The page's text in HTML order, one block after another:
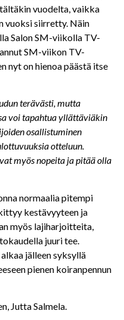
vuodelta, vaikka
vuoksi siirretty. Näin
Salon SM-viikolla TV-
SM-viikon TV-
nyt on hienoa päästä itse
terävästi, mutta
voi tapahtua yllättäviäkin
osallistuminen
otteluun.
myös nopeita ja pitää olla
normaalia pitempi
kestävyyteen ja
myös lajiharjoitteita,
juuri tee.
jälleen syksyllä
pienen koiranpennun
Jutta Salmela.